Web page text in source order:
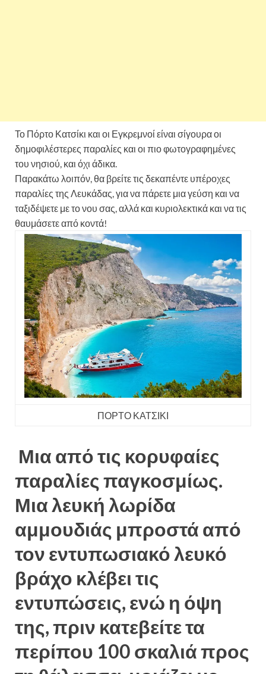
Το Πόρτο Κατσίκι και οι Εγκρεμνοί είναι σίγουρα οι
δημοφιλέστερες παραλίες και οι πιο φωτογραφημένες
του νησιού, και όχι άδικα.
Παρακάτω λοιπόν, θα βρείτε τις δεκαπέντε υπέροχες
παραλίες της Λευκάδας, για να πάρετε μια γεύση και να
ταξιδέψετε με το νου σας, αλλά και κυριολεκτικά και να τις
θαυμάσετε από κοντά!
ΠΟΡΤΟ ΚΑΤΣΙΚΙ
Μια από τις κορυφαίες
παραλίες παγκοσμίως.
Μια λευκή λωρίδα
αμμουδιάς μπροστά από
τον εντυπωσιακό λευκό
βράχο κλέβει τις
εντυπώσεις, ενώ η όψη
της, πριν κατεβείτε τα
περίπου 100 σκαλιά προς